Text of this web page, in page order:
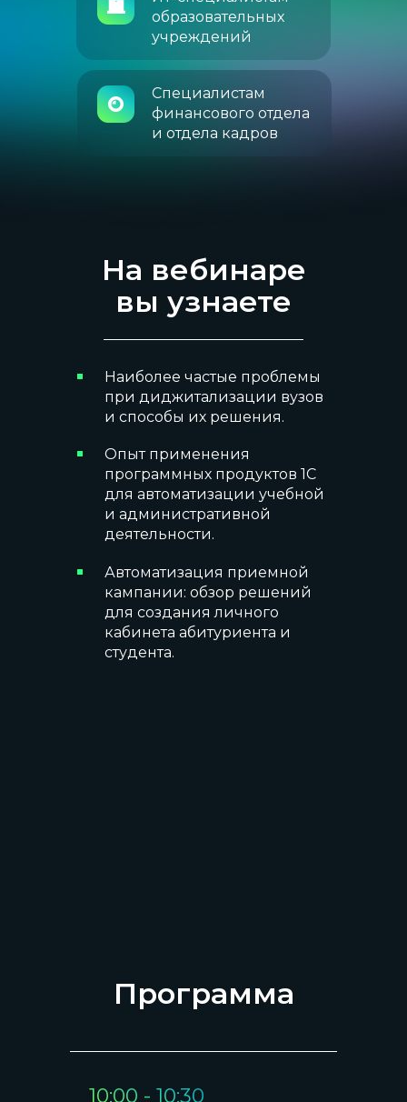
Программа
На вебинаре
вы узнаете
Cпециалистам
финансового отдела
и отдела кадров
образовательных
учреждений
10:00 - 10:30
Наиболее частые проблемы
при диджитализации вузов
и способы их решения.
Опыт применения
программных продуктов 1С
для автоматизации учебной
и административной
деятельности.
Автоматизация приемной
кампании: обзор решений
для создания личного
кабинета абитуриента и
студента.